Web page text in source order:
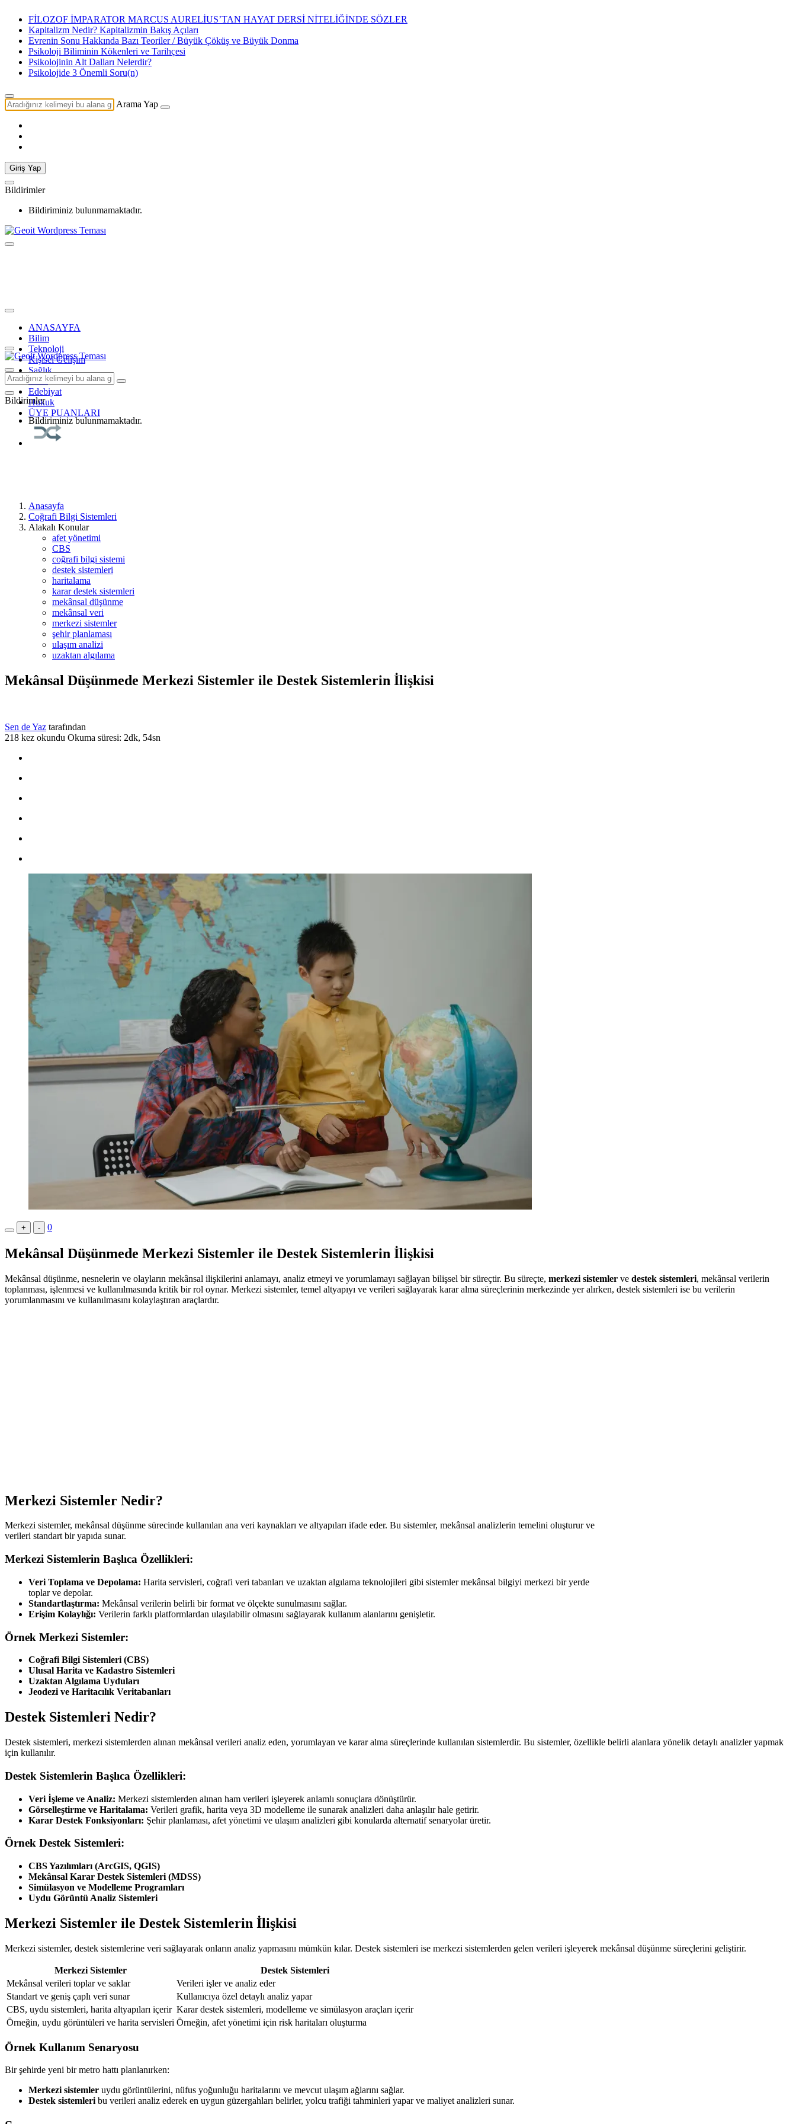
FİLOZOF İMPARATOR MARCUS AURELİUS’TAN HAYAT DERSİ NİTELİĞİNDE SÖZLER
Kapitalizm Nedir? Kapitalizmin Bakış Açıları
Evrenin Sonu Hakkında Bazı Teoriler / Büyük Çöküş ve Büyük Donma
Psikoloji Biliminin Kökenleri ve Tarihçesi
Psikolojinin Alt Dalları Nelerdir?
Psikolojide 3 Önemli Soru(n)
Arama Yap
Giriş Yap
Bildirimler
Bildiriminiz bulunmamaktadır.
ANASAYFA
Bilim
Teknoloji
Kişisel Gelişim
Sağlık
Tarih
Edebiyat
Hukuk
ÜYE PUANLARI
Bildirimler
Bildiriminiz bulunmamaktadır.
Anasayfa
Coğrafi Bilgi Sistemleri
Alakalı Konular
afet yönetimi
CBS
coğrafi bilgi sistemi
destek sistemleri
haritalama
karar destek sistemleri
mekânsal düşünme
mekânsal veri
merkezi sistemler
şehir planlaması
ulaşım analizi
uzaktan algılama
Mekânsal Düşünmede Merkezi Sistemler ile Destek Sistemlerin İlişkisi
Sen de Yaz tarafından
218 kez okundu Okuma süresi: 2dk, 54sn
+ - 0
Mekânsal Düşünmede Merkezi Sistemler ile Destek Sistemlerin İlişkisi
Mekânsal düşünme, nesnelerin ve olayların mekânsal ilişkilerini anlamayı, analiz etmeyi ve yorumlamayı sağlayan bilişsel bir süreçtir. Bu süreçte, merkezi sistemler ve destek sistemleri, mekânsal verilerin
toplanması, işlenmesi ve kullanılmasında kritik bir rol oynar. Merkezi sistemler, temel altyapıyı ve verileri sağlayarak karar alma süreçlerinin merkezinde yer alırken, destek sistemleri ise bu verilerin
yorumlanmasını ve kullanılmasını kolaylaştıran araçlardır.
Merkezi Sistemler Nedir?
Merkezi sistemler, mekânsal düşünme sürecinde kullanılan ana veri kaynakları ve altyapıları ifade eder. Bu sistemler, mekânsal analizlerin temelini oluşturur ve
verileri standart bir yapıda sunar.
Merkezi Sistemlerin Başlıca Özellikleri:
Veri Toplama ve Depolama: Harita servisleri, coğrafi veri tabanları ve uzaktan algılama teknolojileri gibi sistemler mekânsal bilgiyi merkezi bir yerde
toplar ve depolar.
Standartlaştırma: Mekânsal verilerin belirli bir format ve ölçekte sunulmasını sağlar.
Erişim Kolaylığı: Verilerin farklı platformlardan ulaşılabilir olmasını sağlayarak kullanım alanlarını genişletir.
Örnek Merkezi Sistemler:
Coğrafi Bilgi Sistemleri (CBS)
Ulusal Harita ve Kadastro Sistemleri
Uzaktan Algılama Uyduları
Jeodezi ve Haritacılık Veritabanları
Destek Sistemleri Nedir?
Destek sistemleri, merkezi sistemlerden alınan mekânsal verileri analiz eden, yorumlayan ve karar alma süreçlerinde kullanılan sistemlerdir. Bu sistemler, özellikle belirli alanlara yönelik detaylı analizler yapmak
için kullanılır.
Destek Sistemlerin Başlıca Özellikleri:
Veri İşleme ve Analiz: Merkezi sistemlerden alınan ham verileri işleyerek anlamlı sonuçlara dönüştürür.
Görselleştirme ve Haritalama: Verileri grafik, harita veya 3D modelleme ile sunarak analizleri daha anlaşılır hale getirir.
Karar Destek Fonksiyonları: Şehir planlaması, afet yönetimi ve ulaşım analizleri gibi konularda alternatif senaryolar üretir.
Örnek Destek Sistemleri:
CBS Yazılımları (ArcGIS, QGIS)
Mekânsal Karar Destek Sistemleri (MDSS)
Simülasyon ve Modelleme Programları
Uydu Görüntü Analiz Sistemleri
Merkezi Sistemler ile Destek Sistemlerin İlişkisi
Merkezi sistemler, destek sistemlerine veri sağlayarak onların analiz yapmasını mümkün kılar. Destek sistemleri ise merkezi sistemlerden gelen verileri işleyerek mekânsal düşünme süreçlerini geliştirir.
Merkezi Sistemler
Destek Sistemleri
Mekânsal verileri toplar ve saklar
Verileri işler ve analiz eder
Standart ve geniş çaplı veri sunar
Kullanıcıya özel detaylı analiz yapar
CBS, uydu sistemleri, harita altyapıları içerir Karar destek sistemleri, modelleme ve simülasyon araçları içerir
Örneğin, uydu görüntüleri ve harita servisleri Örneğin, afet yönetimi için risk haritaları oluşturma
Örnek Kullanım Senaryosu
Bir şehirde yeni bir metro hattı planlanırken:
Merkezi sistemler uydu görüntülerini, nüfus yoğunluğu haritalarını ve mevcut ulaşım ağlarını sağlar.
Destek sistemleri bu verileri analiz ederek en uygun güzergahları belirler, yolcu trafiği tahminleri yapar ve maliyet analizleri sunar.